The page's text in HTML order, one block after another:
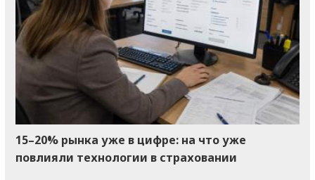
15–20% рынка уже в цифре: на что уже
повлияли технологии в страховании